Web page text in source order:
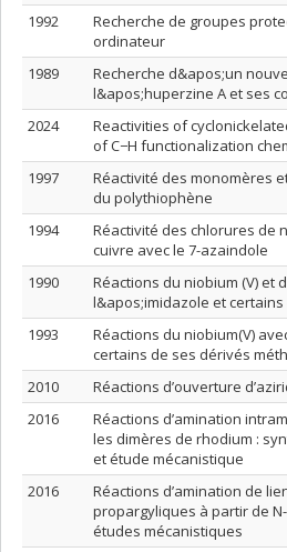
1992
Recherche de groupes
ordinateur
1989
Recherche d&apos;un
l&apos;huperzine A et ses
2024
Reactivities of
of C−H functionalization
1997
Réactivité des monomères
du polythiophène
1994
Réactivité des chlorures de
cuivre avec le 7-azaindole
1990
Réactions du niobium (V) et
l&apos;imidazole et
1993
Réactions du niobium(V)
certains de ses dérivés
2010
Réactions d’ouverture
2016
Réactions d’amination
les dimères de rhodium :
et étude mécanistique
2016
Réactions d’amination de
propargyliques à partir de
études mécanistiques